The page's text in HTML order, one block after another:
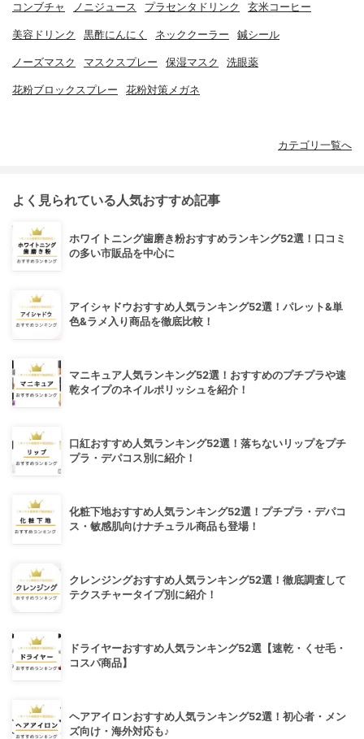
コンブチャ ノニジュース プラセンタドリンク 玄米コーヒー
美容ドリンク 黒酢にんにく ネッククーラー 鍼シール
ノーズマスク マスクスプレー 保湿マスク 洗眼薬
花粉ブロックスプレー 花粉対策メガネ
カテゴリ一覧へ
よく見られている人気おすすめ記事
ホワイトニング歯磨き粉おすすめランキング52選！口コミ
の多い市販品を中心に
アイシャドウおすすめ人気ランキング52選！パレット&単
色&ラメ入り商品を徹底比較！
マニキュア人気ランキング52選！おすすめのプチプラや速
乾タイプのネイルポリッシュを紹介！
口紅おすすめ人気ランキング52選！落ちないリップをプチ
プラ・デパコス別に紹介！
化粧下地おすすめ人気ランキング52選！プチプラ・デパコ
ス・敏感肌向けナチュラル商品も登場！
クレンジングおすすめ人気ランキング52選！徹底調査して
テクスチャータイプ別に紹介！
ドライヤーおすすめ人気ランキング52選【速乾・くせ毛・
コスパ商品】
ヘアアイロンおすすめ人気ランキング52選！初心者・メン
ズ向け・海外対応も♪